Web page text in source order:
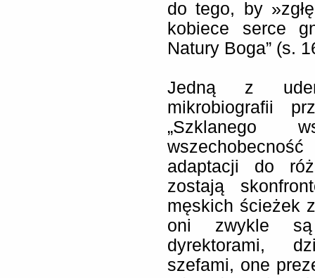
do tego, by
kobiece serce
Natury Boga” (s.
Jedną z
mikrobiografii
„Szklanego
adaptacji do
zostają
męskich ścieżek
oni zwykle są
dyrektorami,
szefami, one